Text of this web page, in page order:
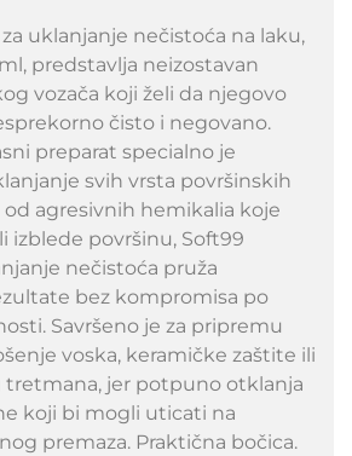
uklanjanje nečistoća na laku,
predstavlja neizostavan
vozača koji želi da njegovo
čisto i negovano.
preparat specialno je
svih vrsta površinskih
od agresivnih hemikalia koje
izblede površinu, Soft99
nečistoća pruža
bez kompromisa po
Savršeno je za pripremu
voska, keramičke zaštite ili
tretmana, jer potpuno otklanja
koji bi mogli uticati na
premaza. Praktična bočica.